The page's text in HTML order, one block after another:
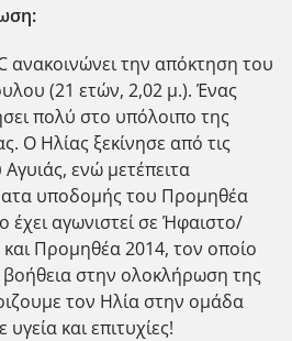
ανακοινώνει την απόκτηση του
(21 ετών, 2,02 μ.). Ένας
πολύ στο υπόλοιπο της
Ο Ηλίας ξεκίνησε από τις
ενώ μετέπειτα
υποδομής του Προμηθέα
έχει αγωνιστεί σε Ήφαιστο/
και Προμηθέα 2014, τον οποίο
βοήθεια στην ολοκλήρωση της
τον Ηλία στην ομάδα
και επιτυχίες!